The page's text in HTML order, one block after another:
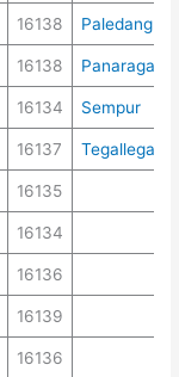
16138 Paledang
16138 Panaragan
16134 Sempur
16137 Tegallega
16135
16134
16136
16139
16136